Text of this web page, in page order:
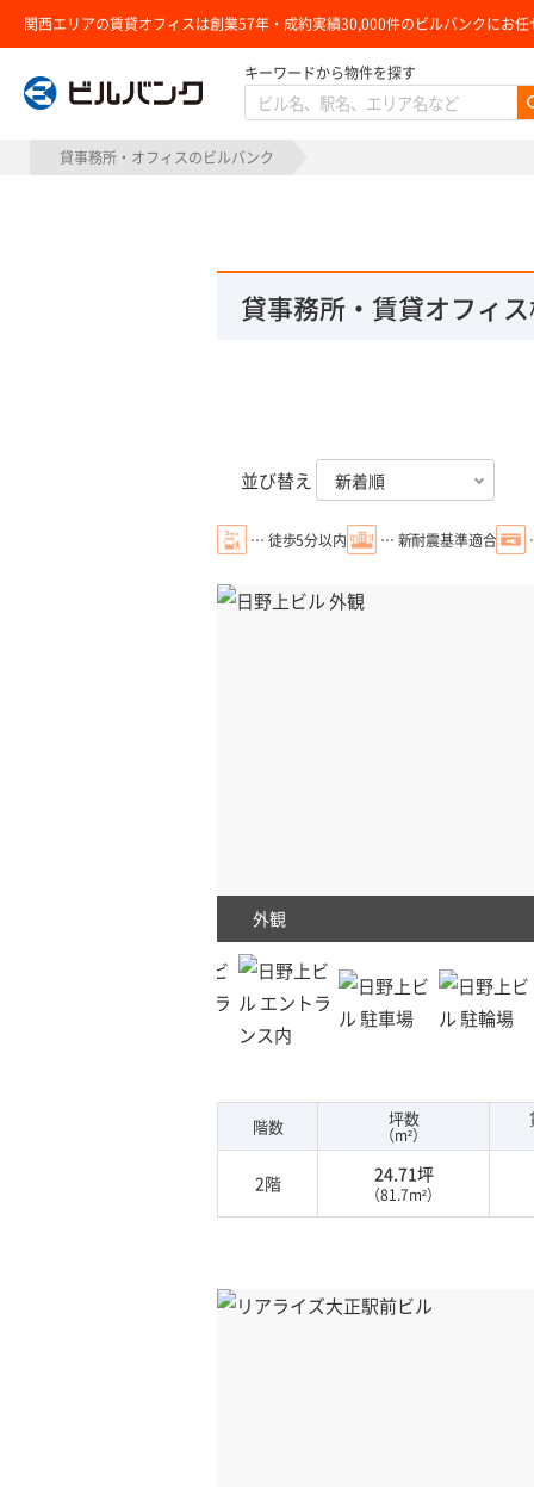
関西エリアの賃貸オフィスは創業57年・成約実績30,000件のビルバンクにお任
ビルバンク
キーワードから物件を探す
貸事務所・オフィスのビルバンク
貸事務所・賃貸オフィ
並び替え
… 徒歩5分以内 … 新耐震基準適合
外観
階数 坪数
（m²）
2階 24.71坪
（81.7m²）